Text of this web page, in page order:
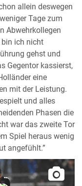
allein deswegen
Tage zum
Abwehrkollegen
bin ich nicht
gehst und
Gegentor kassierst,
eine
mit der Leistung.
und alles
Phasen die
war das zweite Tor
Spiel heraus wenig
angefühlt.”